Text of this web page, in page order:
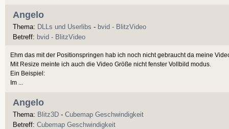
Angelo
Thema: DLLs und Userlibs - bvid - BlitzVideo
Betreff: bvid - BlitzVideo
Ehm das mit der Positionspringen hab ich noch nicht gebraucht da meine
Mit Resize meinte ich auch die Video Größe nicht fenster Vollbild modus.
Ein Beispiel:
Im ...
Angelo
Thema: Blitz3D - Cubemap Geschwindigkeit
Betreff: Cubemap Geschwindigkeit